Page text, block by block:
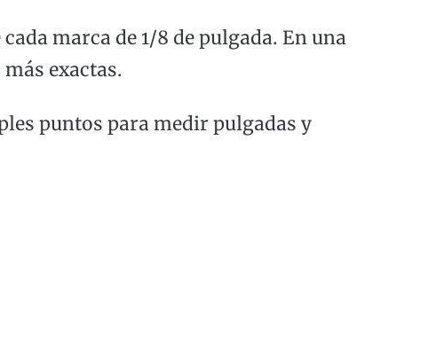
marca de 1/8 de pulgada. En una
exactas.
puntos para medir pulgadas y